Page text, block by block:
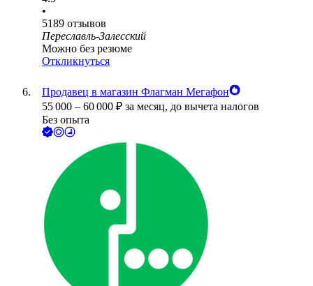
•
5189 отзывов
Переславль-Залесский
Можно без резюме
Откликнуться
Продавец в магазин Флагман Мегафон
55 000 – 60 000 ₽ за месяц, до вычета налогов
Без опыта